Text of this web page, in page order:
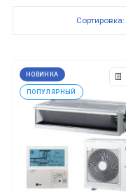
НОВИНКА
ПОПУЛЯРНЫЙ